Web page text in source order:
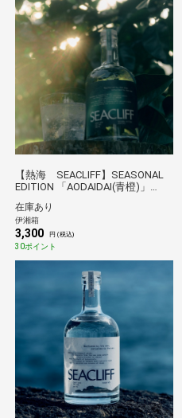
【熱海 SEACLIFF】SEASONAL
EDITION 「AODAIDAI(青橙)」
在庫あり
伊湘箱
3,300 円 (税込)
30ポイント